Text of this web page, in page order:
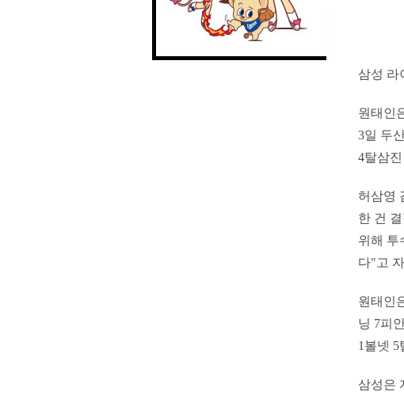
삼성 라
원태인
3일 두
4탈삼
허삼영
한 건
위해 투
다"고
원태인
닝 7피
1볼넷
삼성은